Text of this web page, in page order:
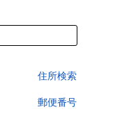
住所検索
郵便番号